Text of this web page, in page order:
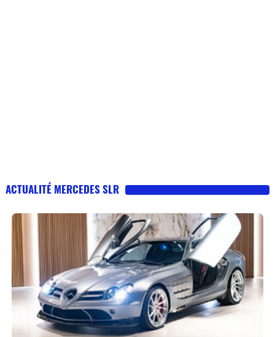
ACTUALITÉ MERCEDES SLR